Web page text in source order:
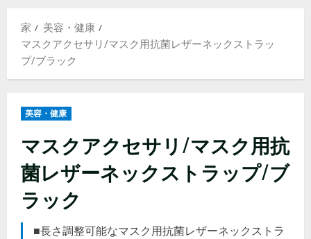
マ
リ
メ
ー
家
美容・健康
マスクアクセサリ/マスク用抗菌レザーネックストラッ
プ/ブラック
美容・健康
マスクアクセサリ/マスク用抗
菌レザーネックストラップ/ブ
ラック
■長さ調整可能なマスク用抗菌レザーネックストラ